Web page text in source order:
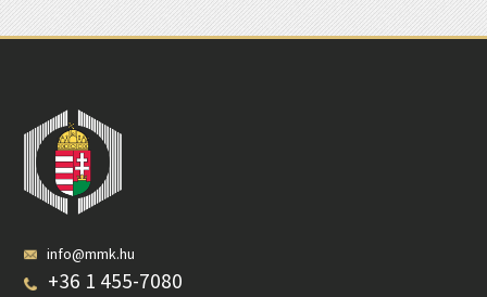
info@mmk.hu
+36 1 455-7080